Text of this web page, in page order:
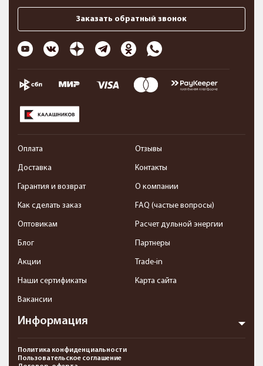
Заказать обратный звонок
Информация
Оплата
Доставка
Гарантия и возврат
Как сделать заказ
Оптовикам
Блог
Акции
Наши сертификаты
Вакансии
Отзывы
Контакты
О компании
FAQ (частые вопросы)
Расчет дульной энергии
Партнеры
Trade-in
Карта сайта
Политика конфиденциальности
Пользовательское соглашение